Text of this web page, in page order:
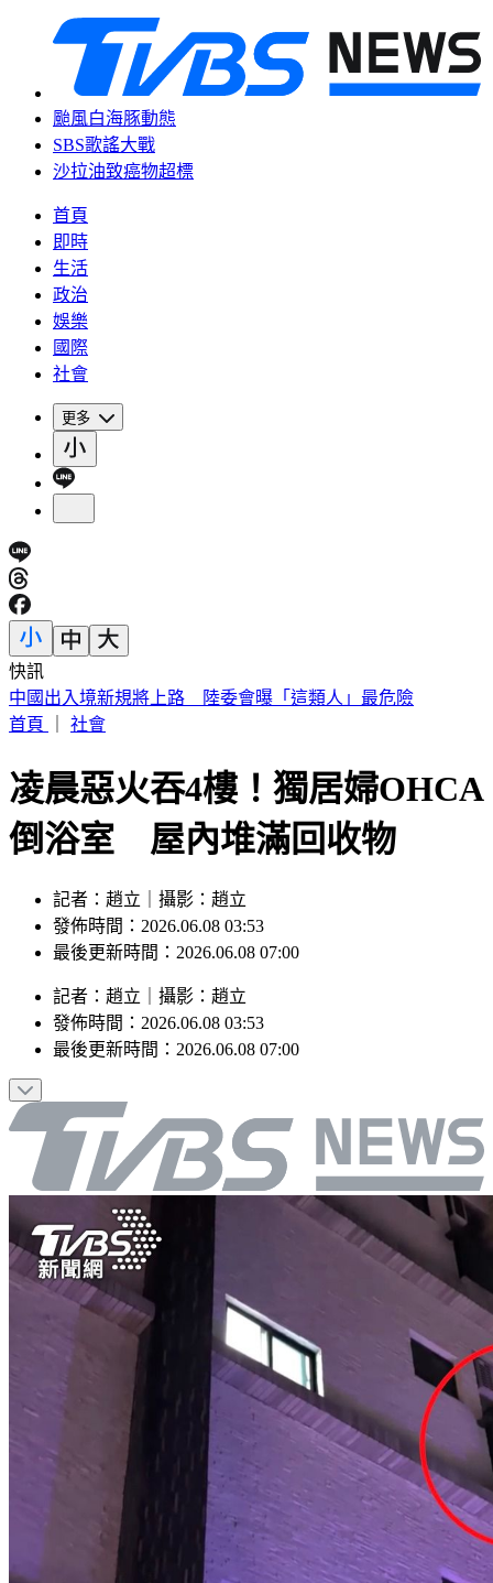
颱風白海豚動態
SBS歌謠大戰
沙拉油致癌物超標
首頁
即時
生活
政治
娛樂
國際
社會
更多
快訊
穿UNIQLO AIRism發現不涼了？網見「1關鍵」驚呆
首頁
社會
凌晨惡火吞4樓！獨居婦OHCA
倒浴室 屋內堆滿回收物
記者：趙立｜攝影：趙立
發佈時間：2026.06.08 03:53
最後更新時間：2026.06.08 07:00
記者 ： 趙立 攝影 ： 趙立
發佈時間： 2026.06.08 03:53
最後更新時間： 2026.06.08 07:00